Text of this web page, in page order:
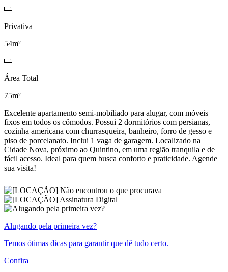
Privativa
54m²
Área Total
75m²
Excelente apartamento semi-mobiliado para alugar, com móveis
fixos em todos os cômodos. Possui 2 dormitórios com persianas,
cozinha americana com churrasqueira, banheiro, forro de gesso e
piso de porcelanato. Inclui 1 vaga de garagem. Localizado na
Cidade Nova, próximo ao Quintino, em uma região tranquila e de
fácil acesso. Ideal para quem busca conforto e praticidade. Agende
sua visita!
Alugando pela primeira vez?
Temos ótimas dicas para garantir que dê tudo certo.
Confira